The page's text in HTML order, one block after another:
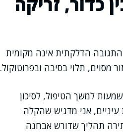
הדלקתית אינה מקומית
מסוים, תלוי בסיבה ובפרוטוקול.
למשך הטיפול, לסיכון
אני מדגיש שהקלה
תהליך שדורש אבחנה